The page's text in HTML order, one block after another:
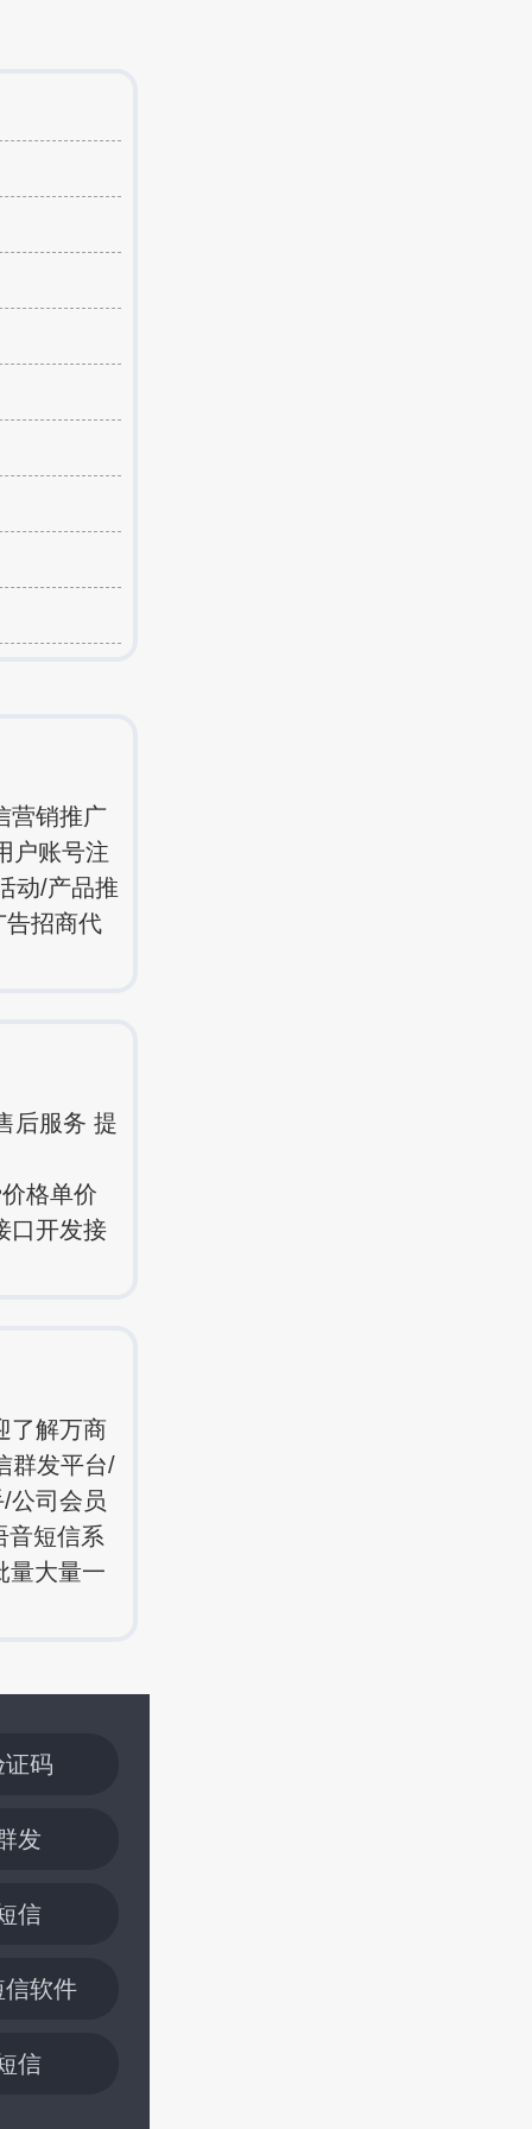
营销推广
户账号注
动/产品推
告招商代
后服务 提
格单价
口开发接
了解万商
群发平台/
公司会员
音短信系
量大量一
码
发
信
软件
信